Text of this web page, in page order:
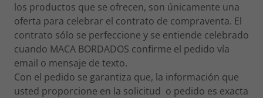
los productos que se ofrecen, son únicamente una
oferta para celebrar el contrato de compraventa. El
contrato sólo se perfeccione y se entiende celebrado
cuando MACA BORDADOS confirme el pedido vía
email o mensaje de texto.
Con el pedido se garantiza que, la información que
usted proporcione en la solicitud o pedido es exacta